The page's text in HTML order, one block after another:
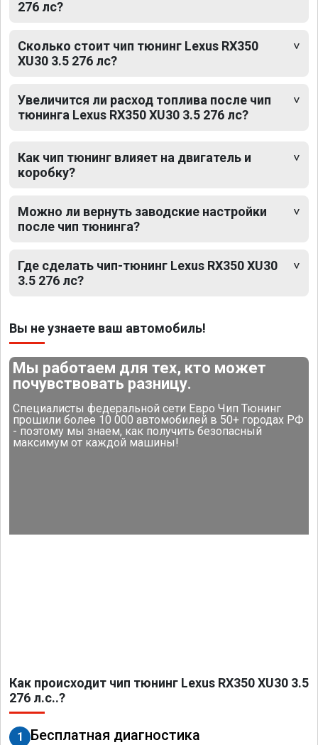
276 лс?
Сколько стоит чип тюнинг Lexus RX350
XU30 3.5 276 лс?
Увеличится ли расход топлива после чип
тюнинга Lexus RX350 XU30 3.5 276 лс?
Как чип тюнинг влияет на двигатель и
коробку?
Можно ли вернуть заводские настройки
после чип тюнинга?
Где сделать чип-тюнинг Lexus RX350 XU30
3.5 276 лс?
Вы не узнаете ваш автомобиль!
Мы работаем для тех, кто может
почувствовать разницу.
Специалисты федеральной сети Евро Чип Тюнинг
прошили более 10 000 автомобилей в 50+ городах РФ
- поэтому мы знаем, как получить безопасный
максимум от каждой машины!
Как происходит чип тюнинг Lexus RX350 XU30 3.5
276 л.с..?
1 Бесплатная диагностика